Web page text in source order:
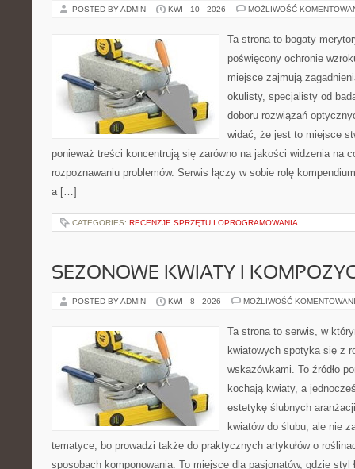
POSTED BY ADMIN KWI - 10 - 2026 MOŻLIWOŚĆ
Ta strona to bogaty
poświęcony ochronie
miejsce zajmują
okulisty, specjalisty od
doboru rozwiązań
widać, że jest to miejsce
ponieważ treści koncentrują się zarówno na jakości widzenia na
rozpoznawaniu problemów. Serwis łączy w sobie rolę
a […]
CATEGORIES: RECENZJE SPRZĘTU I OPROGRAMOWANIA
SEZONOWE KWIATY I
POSTED BY ADMIN KWI - 8 - 2026 MOŻLIWOŚĆ
Ta strona to serwis, w
kwiatowych spotyka się z
wskazówkami. To źródło
kochają kwiaty, a
estetykę ślubnych
kwiatów do ślubu, ale nie
tematyce, bo prowadzi także do praktycznych artykułów o
sposobach komponowania. To miejsce dla pasjonatów, gdzie styl